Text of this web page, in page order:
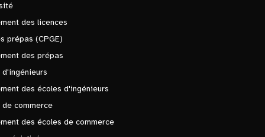
des licences
prépas (CPGE)
des prépas
d'ingénieurs
des écoles d'ingénieurs
de commerce
des écoles de commerce